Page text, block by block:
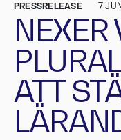
PRESSRELEASE 7
NEXER
ATT